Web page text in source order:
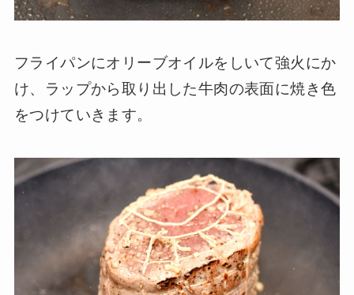
フライパンにオリーブオイルをしいて強火にか
け、ラップから取り出した牛肉の表面に焼き色
をつけていきます。